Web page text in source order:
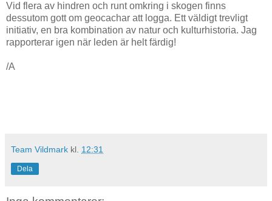
Vid flera av hindren och runt omkring i skogen finns
dessutom gott om geocachar att logga. Ett väldigt trevligt
initiativ, en bra kombination av natur och kulturhistoria. Jag
rapporterar igen när leden är helt färdig!
/A
Team Vildmark kl. 12:31
Dela